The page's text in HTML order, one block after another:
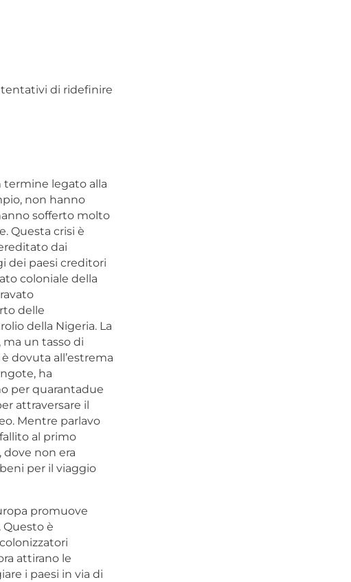
di ridefinire
termine legato alla
non hanno
sofferto molto
Questa crisi è
dai
dei paesi creditori
coloniale della
delle
della Nigeria. La
un tasso di
dovuta all’estrema
ha
per quarantadue
attraversare il
Mentre parlavo
al primo
dove non era
per il viaggio
promuove
è
attirano le
i paesi in via di